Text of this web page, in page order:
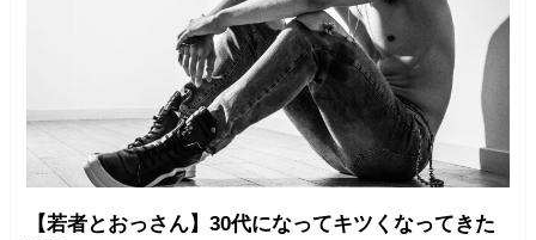
【若者とおっさん】30代になってキツくなってきた